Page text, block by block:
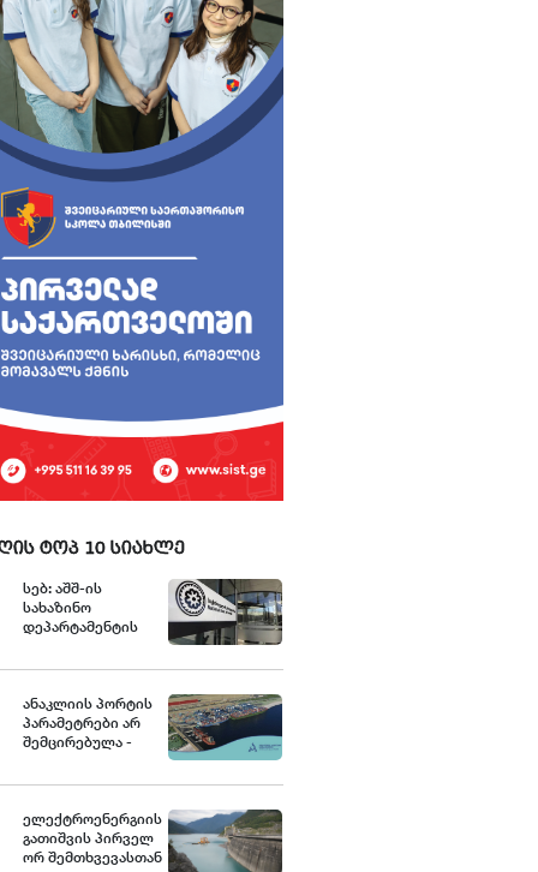
ტოპ 10 სიახლე
სებ: აშშ-ის
სახაზინო
დეპარტამენტის
კონტროლის
მიერ
სანქცირებული
პირი არ
საქართველოს
რეგულირებულ
სუბიექტს
ანაკლიის პორტის
პარამეტრები არ
შემცირებულა -
ელექტროენერგიის
გათიშვის პირველ
ორ შემთხვევასთან